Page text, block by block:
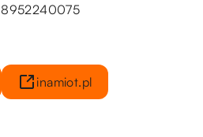
8952240075
inamiot.pl